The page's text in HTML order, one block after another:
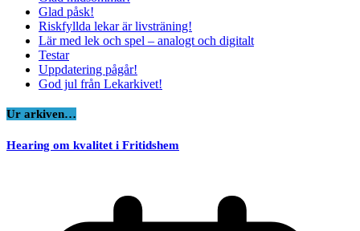
Glad påsk!
Riskfyllda lekar är livsträning!
Lär med lek och spel – analogt och digitalt
Testar
Uppdatering pågår!
God jul från Lekarkivet!
Ur arkiven…
Hearing om kvalitet i Fritidshem